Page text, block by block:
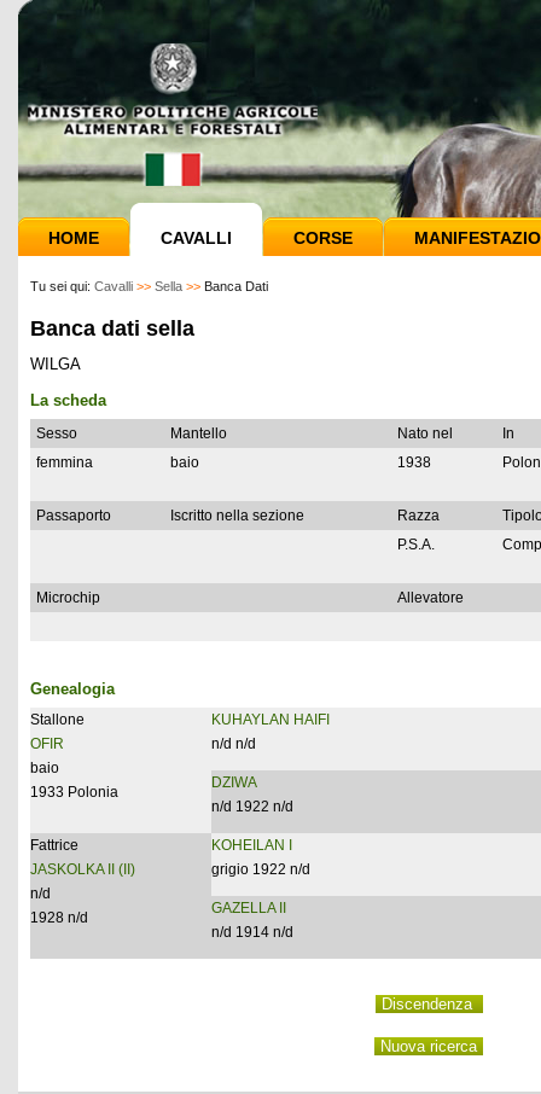
HOME CAVALLI CORSE
Tu sei qui: Cavalli >> Sella >> Banca Dati
Banca dati sella
WILGA
La scheda
Sesso Mantello Nato nel
In
femmina
baio 1938
Passaporto Iscritto nella sezione Razza
P.S.A.
Microchip Allevatore
Genealogia
Stallone
OFIR
baio
1933 Polonia
KUHAYLAN HAIFI
n/d n/d
DZIWA
n/d 1922 n/d
Fattrice
JASKOLKA II (II)
n/d
1928 n/d
KOHEILAN I
grigio 1922 n/d
GAZELLA II
n/d 1914 n/d